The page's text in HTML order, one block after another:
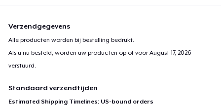
Verzendgegevens
Alle producten worden bij bestelling bedrukt.
Als u nu besteld, worden uw producten op of voorAugust 17, 2026
verstuurd.
Standaard verzendtijden
Estimated Shipping Timelines: US-bound orders